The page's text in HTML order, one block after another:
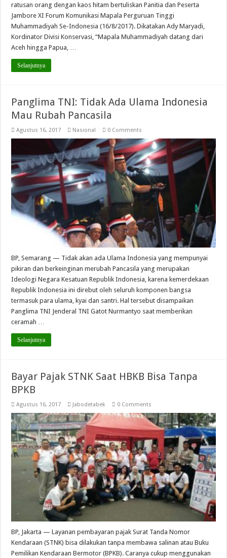
ratusan orang dengan kaos hitam bertuliskan Panitia dan Peserta
Jambore XI Forum Komunikasi Mapala Perguruan Tinggi
Muhammadiyah Se-Indonesia (16/8/2017). Dikatakan Ady Maryadi,
Kordinator Divisi Konservasi, “Mapala Muhammadiyah datang dari
Aceh hingga Papua, …
Selanjutnya
Panglima TNI: Tidak Ada Ulama Indonesia
Mau Rubah Pancasila
Agustus 16, 2017 Nasional 0 Comments
BP, Semarang — Tidak akan ada Ulama Indonesia yang mempunyai
pikiran dan berkeinginan merubah Pancasila yang merupakan
Ideologi Negara Kesatuan Republik Indonesia, karena kemerdekaan
Republik Indonesia ini direbut oleh seluruh komponen bangsa
termasuk para ulama, kyai dan santri. Hal tersebut disampaikan
Panglima TNI Jenderal TNI Gatot Nurmantyo saat memberikan
ceramah …
Selanjutnya
Bayar Pajak STNK Saat HBKB Bisa Tanpa
BPKB
Agustus 16, 2017 Jabodetabek 0 Comments
BP, Jakarta — Layanan pembayaran pajak Surat Tanda Nomor
Kendaraan (STNK) bisa dilakukan tanpa membawa salinan atau Buku
Pemilikan Kendaraan Bermotor (BPKB). Caranya cukup menggunakan